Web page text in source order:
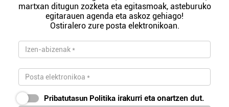
martxan ditugun zozketa eta egitasmoak, asteburuko
egitarauen agenda eta askoz gehiago!
Ostiralero zure posta elektronikoan.
Pribatutasun Politika irakurri eta onartzen dut.